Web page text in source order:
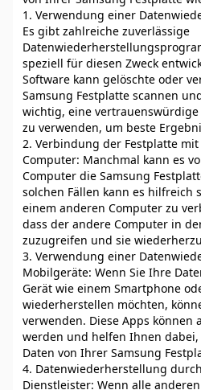
1. Verwendung einer
Es gibt zahlreiche zuverlässige
speziell für diesen Zweck
Software kann gelöschte oder
Samsung Festplatte scannen
wichtig, eine
zu verwenden, um beste
2. Verbindung der Festplatte
Computer: Manchmal kann es
Computer die Samsung
solchen Fällen kann es hilfreich
einem anderen Computer zu
dass der andere Computer in
zuzugreifen und sie
3. Verwendung einer
Mobilgeräte: Wenn Sie Ihre
Gerät wie einem Smartphone
wiederherstellen möchten,
verwenden. Diese Apps
werden und helfen Ihnen
Daten von Ihrer Samsung
4. Datenwiederherstellung
Dienstleister: Wenn alle